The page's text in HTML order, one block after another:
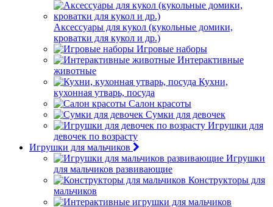
Аксессуары для кукол (кукольные домики,
кроватки для кукол и др.)
Игровые наборы
Интерактивные
животные
Кухни,
кухонная утварь, посуда
Салон красоты
Сумки для девочек
Игрушки для
девочек по возрасту
Игрушки для мальчиков
Игрушки
для мальчиков развивающие
Конструкторы для
мальчиков